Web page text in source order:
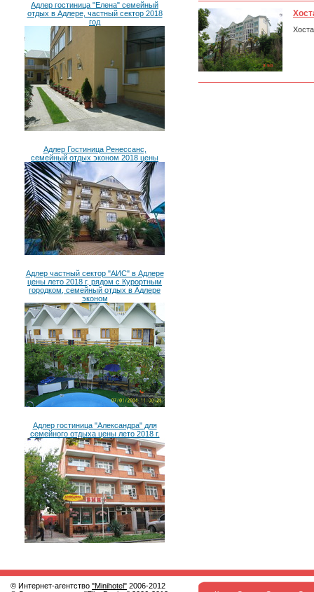
Адлер гостиница "Елена" семейный
отдых в Адлере, частный сектор 2018
год
Адлер Гостиница Ренессанс,
семейный отдых эконом 2018 цены
Адлер частный сектор "АИС" в Адлере
цены лето 2018 г, рядом с Курортным
городком, семейный отдых в Адлере
эконом
Адлер гостиница "Александра" для
семейного отдыха цены лето 2018 г.
© Интернет-агентство "Minihotel" 2006-2012